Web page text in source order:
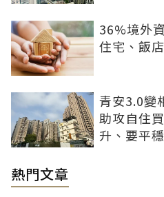
36%境外
住宅、飯
青安3.0變
助攻自住
升、要平
熱門文章